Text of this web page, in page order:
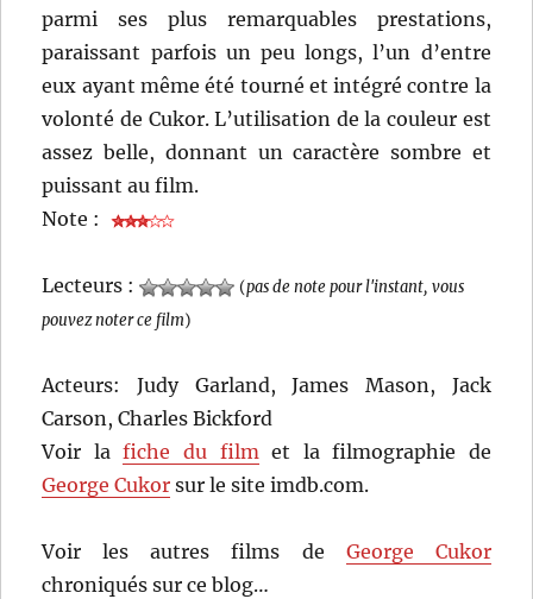
parmi ses plus remarquables prestations,
paraissant parfois un peu longs, l’un d’entre
eux ayant même été tourné et intégré contre la
volonté de Cukor. L’utilisation de la couleur est
assez belle, donnant un caractère sombre et
puissant au film.
Note :
Lecteurs : (pas de note pour l'instant, vous
pouvez noter ce film)
Acteurs: Judy Garland, James Mason, Jack
Carson, Charles Bickford
Voir lafiche du filmet la filmographie de
George Cukor sur le site imdb.com.
Voir les autres films de George Cukor
chroniqués sur ce blog…